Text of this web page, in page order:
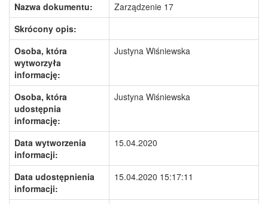
Nazwa dokumentu:
Zarządzenie 17
Skrócony opis:
Osoba, która
wytworzyła
informację:
Justyna Wiśniewska
Osoba, która
udostępnia
informację:
Justyna Wiśniewska
Data wytworzenia
informacji:
15.04.2020
Data udostępnienia
informacji:
15.04.2020 15:17:11